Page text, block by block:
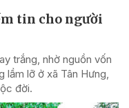
tin cho người
trắng, nhờ nguồn vốn
lầm lỡ ở xã Tân Hưng,
đời.